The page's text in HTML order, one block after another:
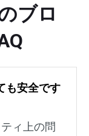
ブロ
も安全です
ィ上の問